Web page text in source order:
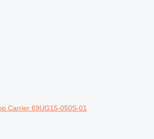
Carrier 69UG15-050S-01